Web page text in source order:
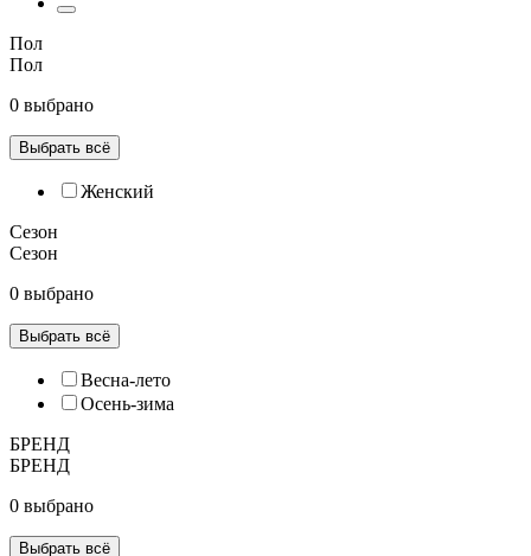
Пол
Пол
0 выбрано
Выбрать всё
Женский
Сезон
Сезон
0 выбрано
Выбрать всё
Весна-лето
Осень-зима
БРЕНД
БРЕНД
0 выбрано
Выбрать всё